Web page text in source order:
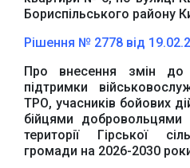
Бориспільського району
Рішення № 2778 від
Про внесення змін до
підтримки
ТРО, учасників бойових
бійцями добровольцями
території Гірської
громади на 2026-2030
Верховної Ради
України
Урядовий портал